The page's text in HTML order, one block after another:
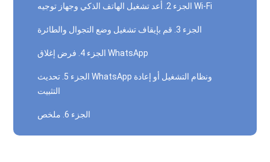
الجزء 2. أعد تشغيل الهاتف الذكي وجهاز توجيه Wi-Fi
الجزء 3. قم بإيقاف تشغيل وضع التجوال والطائرة
الجزء 4. فرض إغلاق WhatsApp
الجزء 5. تحديث WhatsApp ونظام التشغيل أو إعادة
التثبيت
الجزء 6. ملخص